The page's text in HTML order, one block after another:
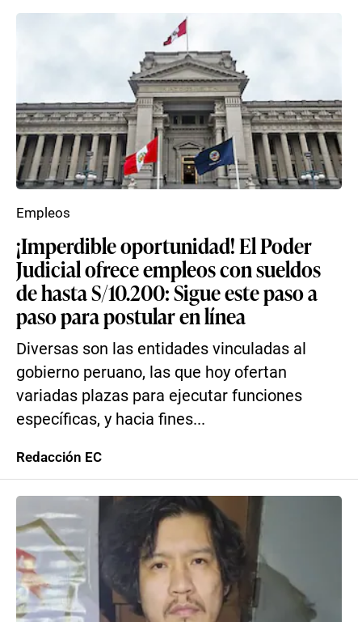
¡Imperdible oportunidad! El Poder
Judicial ofrece empleos con sueldos
de hasta S/10.200: Sigue este paso a
paso para postular en línea
Diversas son las entidades vinculadas al
gobierno peruano, las que hoy ofertan
variadas plazas para ejecutar funciones
específicas, y hacia fines...
Empleos
Redacción EC